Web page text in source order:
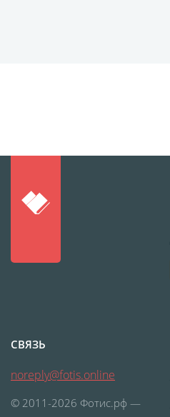
Календари настенные с
блоком
Конверты
СВЯЗЬ
noreply@fotis.online
© 2011-2026 Фотис.рф —